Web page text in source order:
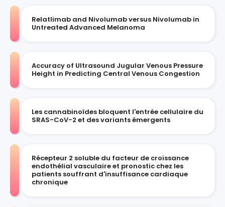
Relatlimab and Nivolumab versus Nivolumab in
Untreated Advanced Melanoma
Accuracy of Ultrasound Jugular Venous Pressure
Height in Predicting Central Venous Congestion
Les cannabinoïdes bloquent l'entrée cellulaire du
SRAS-CoV-2 et des variants émergents
Récepteur 2 soluble du facteur de croissance
endothélial vasculaire et pronostic chez les
patients souffrant d'insuffisance cardiaque
chronique